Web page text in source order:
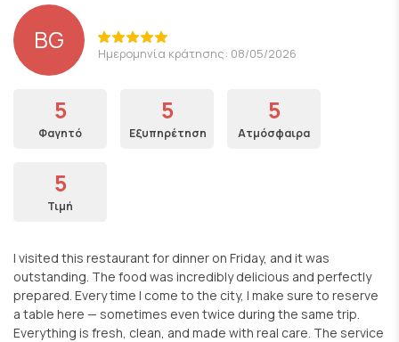
BG Ημερομηνία κράτησης: 08/05/2026
5
Φαγητό
5
Εξυπηρέτηση
5
Ατμόσφαιρα
5
Τιμή
I visited this restaurant for dinner on Friday, and it was
outstanding. The food was incredibly delicious and perfectly
prepared. Every time I come to the city, I make sure to reserve
a table here — sometimes even twice during the same trip.
Everything is fresh, clean, and made with real care. The service